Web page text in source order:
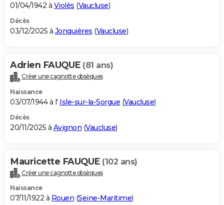
01/04/1942 à Violès (Vaucluse)
Décès
03/12/2025 à Jonquières (Vaucluse)
Adrien FAUQUE (81 ans)
Créer une cagnotte obsèques
Naissance
03/07/1944 à l' Isle-sur-la-Sorgue (Vaucluse)
Décès
20/11/2025 à Avignon (Vaucluse)
Mauricette FAUQUE (102 ans)
Créer une cagnotte obsèques
Naissance
07/11/1922 à Rouen (Seine-Maritime)